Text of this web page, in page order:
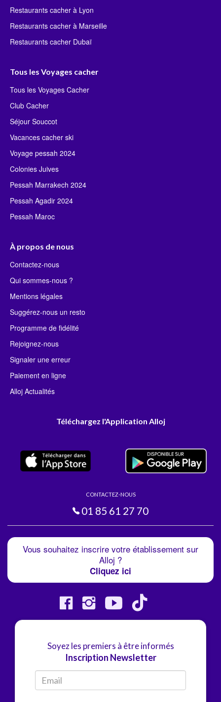
Restaurants cacher à Lyon
Restaurants cacher à Marseille
Restaurants cacher Dubaï
Tous les Voyages cacher
Tous les Voyages Cacher
Club Cacher
Séjour Souccot
Vacances cacher ski
Voyage pessah 2024
Colonies Juives
Pessah Marrakech 2024
Pessah Agadir 2024
Pessah Maroc
À propos de nous
Contactez-nous
Qui sommes-nous ?
Mentions légales
Suggérez-nous un resto
Programme de fidélité
Rejoignez-nous
Signaler une erreur
Paiement en ligne
Alloj Actualités
Téléchargez l'Application Alloj
CONTACTEZ-NOUS
01 85 61 27 70
Vous souhaitez inscrire votre établissement sur
Alloj ?
Cliquez ici
Soyez les premiers à être informés
Inscription Newsletter